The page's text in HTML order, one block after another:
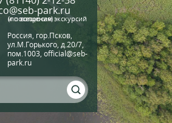
park.ru
(по вопросам экскурсий и посещения)
Россия, гор.Псков,
ул.М.Горького, д.20/7,
пом.1003, official@seb-
park.ru